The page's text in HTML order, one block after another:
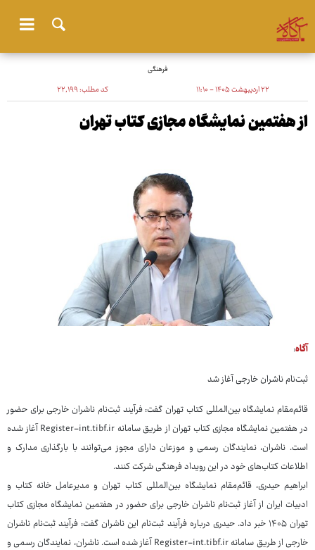
فرهنگی
۲۲ اردیبهشت ۱۴۰۵ - ۱۱:۱۰ کد مطلب:۲۲٬۱۹۹
از هفتمین نمایشگاه مجازی کتاب تهران
آگاه:
ثبت‌نام ناشران خارجی آغاز شد
قائم‌مقام نمایشگاه بین‌المللی کتاب تهران گفت: فرآیند ثبت‌نام ناشران خارجی برای حضور
در هفتمین نمایشگاه مجازی کتاب تهران از طریق سامانه Register-int.tibf.ir آغاز شده
است. ناشران، نمایندگان رسمی و موزعان دارای مجوز می‌توانند با بارگذاری مدارک و
اطلاعات کتاب‌های خود در این رویداد فرهنگی شرکت کنند.
ابراهیم حیدری، قائم‌مقام نمایشگاه بین‌المللی کتاب تهران و مدیرعامل خانه کتاب و
ادبیات ایران از آغاز ثبت‌نام ناشران خارجی برای حضور در هفتمین نمایشگاه مجازی کتاب
تهران ۱۴۰۵ خبر داد. حیدری درباره فرآیند ثبت‌نام این ناشران گفت: فرآیند ثبت‌نام ناشران
خارجی از طریق سامانه Register-int.tibf.ir آغاز شده است. ناشران، نمایندگان رسمی و